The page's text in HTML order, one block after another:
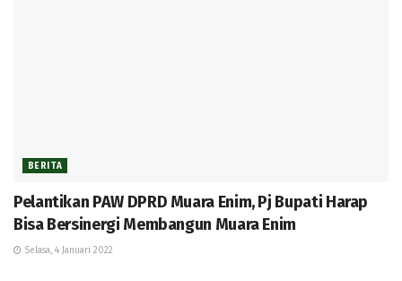
BERITA
Pelantikan PAW DPRD Muara Enim, Pj Bupati Harap
Bisa Bersinergi Membangun Muara Enim
Selasa, 4 Januari 2022